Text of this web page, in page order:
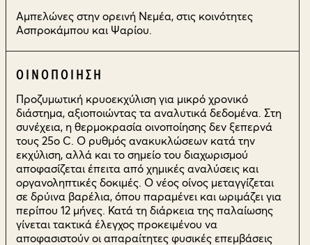
Αμπελώνες στην ορεινή Νεμέα, στις κοινότητες
Ασπροκάμπου και Ψαρίου.
ΟΙΝΟΠΟΙΗΣΗ
Προζυμωτική κρυοεκχύλιση για μικρό χρονικό
διάστημα, αξιοποιώντας τα αναλυτικά δεδομένα. Στη
συνέχεια, η θερμοκρασία οινοποίησης δεν ξεπερνά
τους 25ο C. Ο ρυθμός ανακυκλώσεων κατά την
εκχύλιση, αλλά και το σημείο του διαχωρισμού
αποφασίζεται έπειτα από χημικές αναλύσεις και
οργανοληπτικές δοκιμές. Ο νέος οίνος μεταγγίζεται
σε δρύινα βαρέλια, όπου παραμένει και ωριμάζει για
περίπου 12 μήνες. Κατά τη διάρκεια της παλαίωσης
γίνεται τακτικά έλεγχος προκειμένου να
αποφασιστούν οι απαραίτητες φυσικές επεμβάσεις